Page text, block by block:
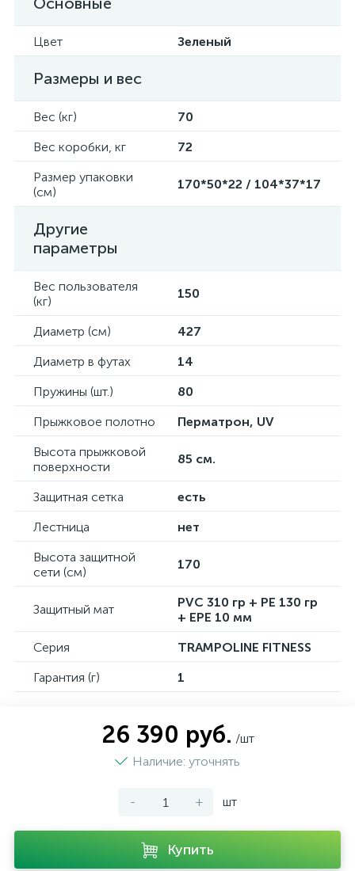
Цвет Зеленый
Размеры и вес
Вес (кг)
70
Вес коробки, кг
72
Размер упаковки
(см)
170*50*22 / 104*37*17
Другие
параметры
Вес пользователя
(кг)
150
Диаметр (см)
427
Диаметр в футах
14
Пружины (шт.)
80
Прыжковое полотно
Перматрон, UV
Высота прыжковой
поверхности
85 см.
Защитная сетка
есть
Лестница
нет
Высота защитной
сети (см)
170
Защитный мат
PVC 310 гр + PE 130 гр
+ EPE 10 мм
Серия
TRAMPOLINE FITNESS
Гарантия (г)
1
26 390 руб. /шт
Наличие: уточнять
- + шт
Купить